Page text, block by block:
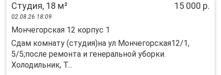
Студия, 18 м² 15 000 р.
02.08.26 18:09
Мончегорская 12 корпус 1
Сдам комнату (студия)на ул Мончегорская12/1,
5/5;после ремонта и генеральной уборки.
Холодильник, Т...